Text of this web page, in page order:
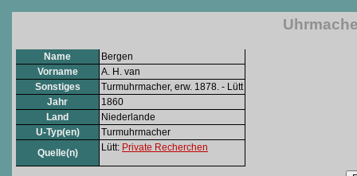
Name
Bergen
Vorname
A. H. van
Sonstiges
Turmuhrmacher, erw. 1878. - Lütt
Jahr
1860
Land
Niederlande
U-Typ(en)
Turmuhrmacher
Quelle(n)
Lütt: Private Recherchen